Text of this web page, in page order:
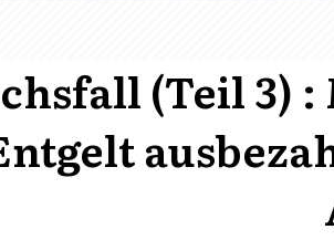
(Teil 3)